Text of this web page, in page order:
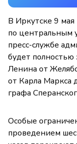
В Иркутске 9
по центральным
пресс-службе
будет полностью
Ленина от
от Карла
графа
Особые
проведением